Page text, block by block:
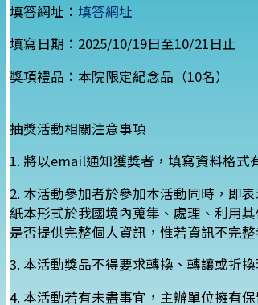
填答網址： 填答網址
填寫日期：2025/10/19日至10/21日止
獎項禮品：本院限定紀念品（10名）
抽獎活動相關注意事項
1. 將以email通知獲獎者，填寫資料格式
2. 本活動參加者於參加本活動同時，即
紙本形式於我國境內蒐集、處理、利用
是否提供完整個人資訊，惟若資訊不完
3. 本活動獎品不得要求轉換、轉讓或折換
4. 本活動若有未盡事宜，主辦單位擁有